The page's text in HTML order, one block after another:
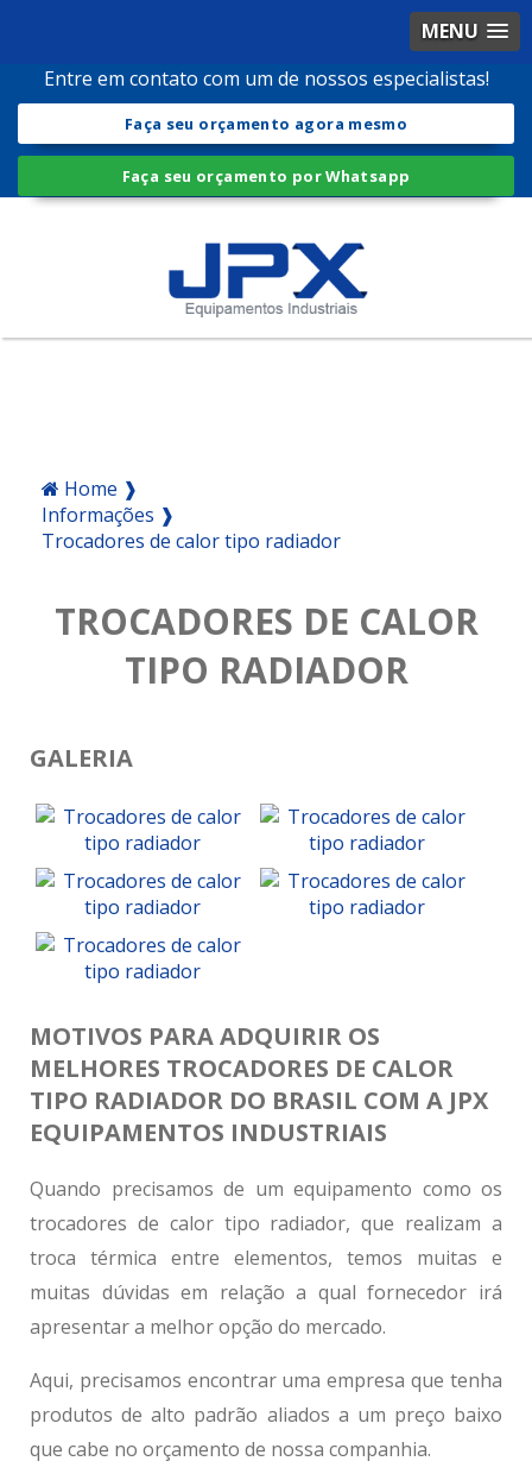
MENU
Entre em contato com um de nossos especialistas!
Faça seu orçamento agora mesmo
Faça seu orçamento por Whatsapp
Home ❱
Informações ❱
Trocadores de calor tipo radiador
TROCADORES DE CALOR
TIPO RADIADOR
GALERIA
MOTIVOS PARA ADQUIRIR OS
MELHORES TROCADORES DE CALOR
TIPO RADIADOR DO BRASIL COM A JPX
EQUIPAMENTOS INDUSTRIAIS
Quando precisamos de um equipamento como os
trocadores de calor tipo radiador, que realizam a
troca térmica entre elementos, temos muitas e
muitas dúvidas em relação a qual fornecedor irá
apresentar a melhor opção do mercado.
Aqui, precisamos encontrar uma empresa que tenha
produtos de alto padrão aliados a um preço baixo
que cabe no orçamento de nossa companhia.